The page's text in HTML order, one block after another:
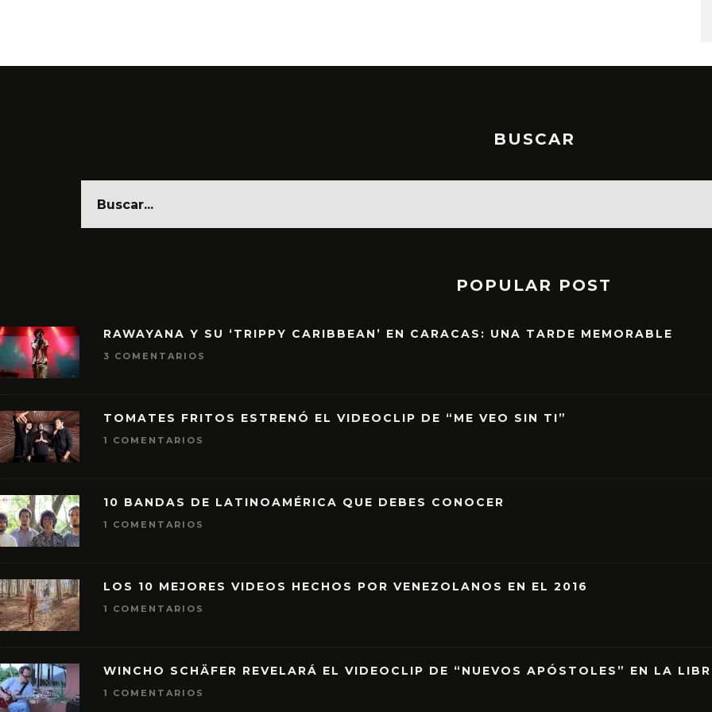
BUSCAR
POPULAR POST
RAWAYANA Y SU ‘TRIPPY CARIBBEAN’ EN CARACAS: UNA TARDE MEMORABLE
3 COMENTARIOS
TOMATES FRITOS ESTRENÓ EL VIDEOCLIP DE “ME VEO SIN TI”
1 COMENTARIOS
10 BANDAS DE LATINOAMÉRICA QUE DEBES CONOCER
1 COMENTARIOS
LOS 10 MEJORES VIDEOS HECHOS POR VENEZOLANOS EN EL 2016
1 COMENTARIOS
WINCHO SCHÄFER REVELARÁ EL VIDEOCLIP DE “NUEVOS APÓSTOLES” EN LA
1 COMENTARIOS